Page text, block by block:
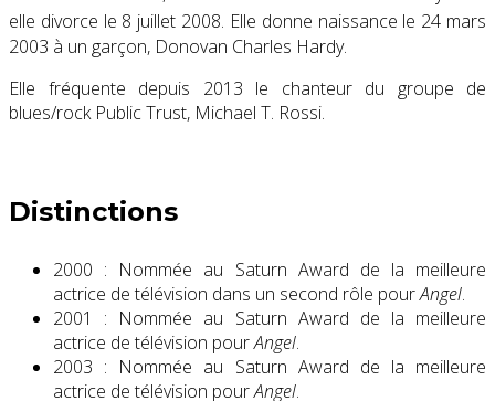
elle divorce le 8 juillet 2008. Elle donne naissance le 24 mars
2003 à un garçon, Donovan Charles Hardy.
Elle fréquente depuis 2013 le chanteur du groupe de
blues/rock Public Trust, Michael T. Rossi.
Distinctions
2000 : Nommée au Saturn Award de la meilleure
actrice de télévision dans un second rôle pourAngel.
2001 : Nommée au Saturn Award de la meilleure
actrice de télévision pourAngel.
2003 : Nommée au Saturn Award de la meilleure
actrice de télévision pourAngel.